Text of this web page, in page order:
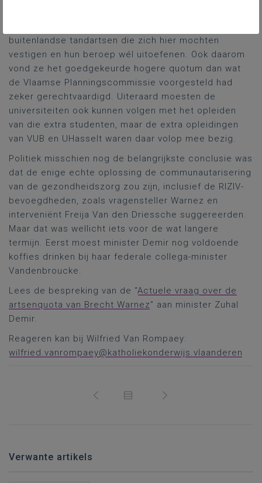
buitenlandse tandartsen die zich hier mochten
vestigen en hun beroep wél uitoefenen. Ook daarom
vond ze het goedgekeurde hogere quotum dan wat
de Vlaamse Planningscommissie voorgesteld had
zeker gerechtvaardigd. Uiteraard moesten de
universiteiten ook kunnen volgen met het opleiden
van die extra studenten, maar de extra opleidingen
van VUB en UHasselt waren daar volop mee bezig.
Politiek misschien nog de belangrijkste conclusie was
dat de enige echte oplossing de communautarisering
van de gezondheidszorg zou zijn, inclusief de RIZIV-
bevoegdheden, zoals vragensteller Warnez en
interveniënt Freija Van den Driessche suggereerden.
Maar dat was wellicht iets voor de wat langere
termijn. Eerst moest minister Demir nog voldoende
koffies drinken bij haar federale collega-minister
Vandenbroucke.
Lees de bespreking van de “Actuele vraag over de
artsenquota van Brecht Warnez” aan minister Zuhal
Demir.
Reageren kan bij Wilfried Van Rompaey:
wilfried.vanrompaey@katholiekonderwijs.vlaanderen
Verwante artikels